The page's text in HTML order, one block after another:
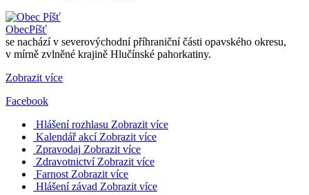
ObecPíšť
se nachází v severovýchodní příhraniční části opavského okresu,
v mírně zvlněné krajině Hlučínské pahorkatiny.
Zobrazit více
Facebook
Hlášení rozhlasu Zobrazit více
Kalendář akcí Zobrazit více
Zpravodaj Zobrazit více
Zdravotnictví Zobrazit více
Farnost Zobrazit více
Hlášení závad Zobrazit více